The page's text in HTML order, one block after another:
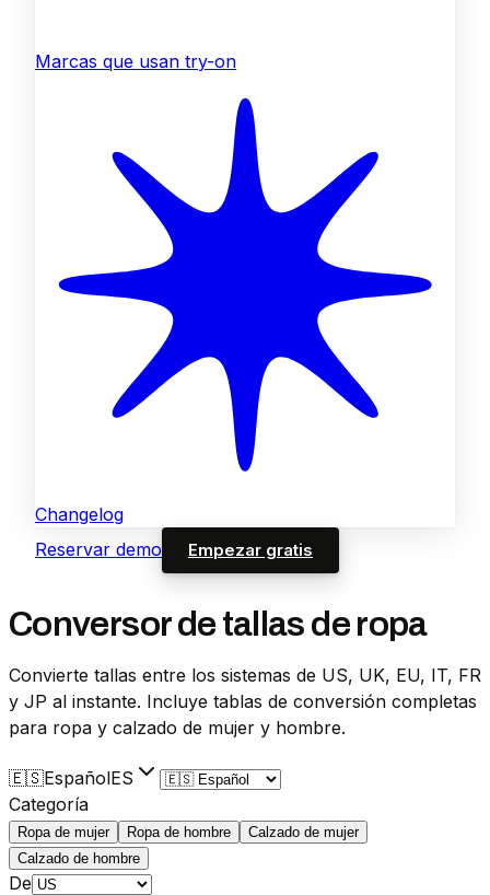
Marcas que usan try-on
Changelog
Reservar demo
Empezar gratis
Conversor de tallas de ropa
Convierte tallas entre los sistemas de US, UK, EU, IT, FR
y JP al instante. Incluye tablas de conversión completas
para ropa y calzado de mujer y hombre.
🇪🇸EspañolES
Categoría
Ropa de mujer Ropa de hombre
Calzado de mujer
Calzado de hombre
De